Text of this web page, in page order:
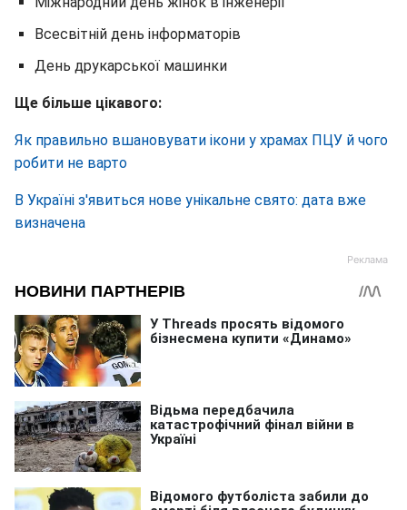
Всесвітній день інформаторів
День друкарської машинки
Ще більше цікавого:
Як правильно вшановувати ікони у храмах ПЦУ й чого
робити не варто
В Україні з'явиться нове унікальне свято: дата вже
визначена